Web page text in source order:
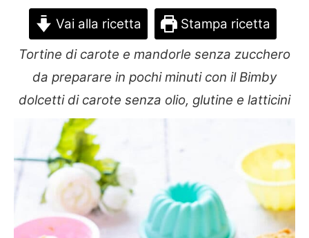
Vai alla ricetta
Stampa ricetta
Tortine di carote e mandorle senza zucchero
da preparare in pochi minuti con il Bimby
dolcetti di carote senza olio, glutine e latticini